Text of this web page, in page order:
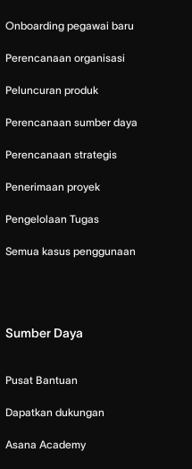
Onboarding pegawai baru
Perencanaan organisasi
Peluncuran produk
Perencanaan sumber daya
Perencanaan strategis
Penerimaan proyek
Pengelolaan Tugas
Semua kasus penggunaan
Sumber Daya
Pusat Bantuan
Dapatkan dukungan
Asana Academy